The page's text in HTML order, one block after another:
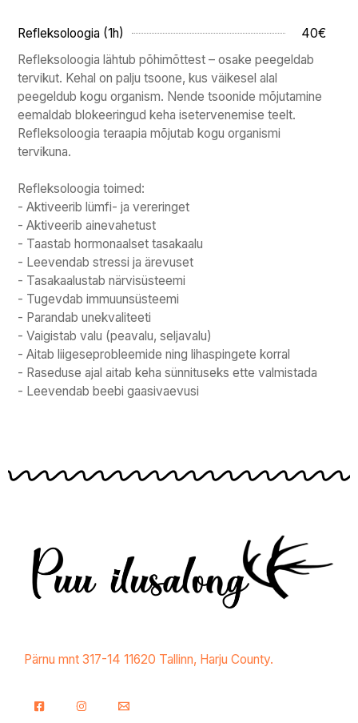
Refleksoloogia (1h)
40€
Refleksoloogia lähtub põhimõttest – osake peegeldab
tervikut. Kehal on palju tsoone, kus väikesel alal
peegeldub kogu organism. Nende tsoonide mõjutamine
eemaldab blokeeringud keha isetervenemise teelt.
Refleksoloogia teraapia mõjutab kogu organismi
tervikuna.
Refleksoloogia toimed:
- Aktiveerib lümfi- ja vereringet
- Aktiveerib ainevahetust
- Taastab hormonaalset tasakaalu
- Leevendab stressi ja ärevuset
- Tasakaalustab närvisüsteemi
- Tugevdab immuunsüsteemi
- Parandab unekvaliteeti
- Vaigistab valu (peavalu, seljavalu)
- Aitab liigeseprobleemide ning lihaspingete korral
- Raseduse ajal aitab keha sünnituseks ette valmistada
- Leevendab beebi gaasivaevusi
Pärnu mnt 317-14 11620 Tallinn, Harju County.